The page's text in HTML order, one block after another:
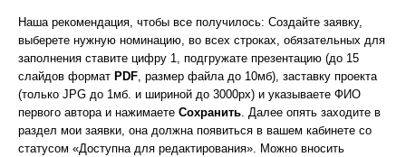
Наша рекомендация, чтобы все получилось: Создайте заявку,
выберете нужную номинацию, во всех строках, обязательных для
заполнения ставите цифру 1, подгружате презентацию (до 15
слайдов формат PDF , размер файла до 10мб), заставку проекта
(только JPG до 1мб. и шириной до 3000px) и указываете ФИО
первого автора и нажимаете Сохранить . Далее опять заходите в
раздел мои заявки, она должна появиться в вашем кабинете со
статусом «Доступна для редактирования». Можно вносить